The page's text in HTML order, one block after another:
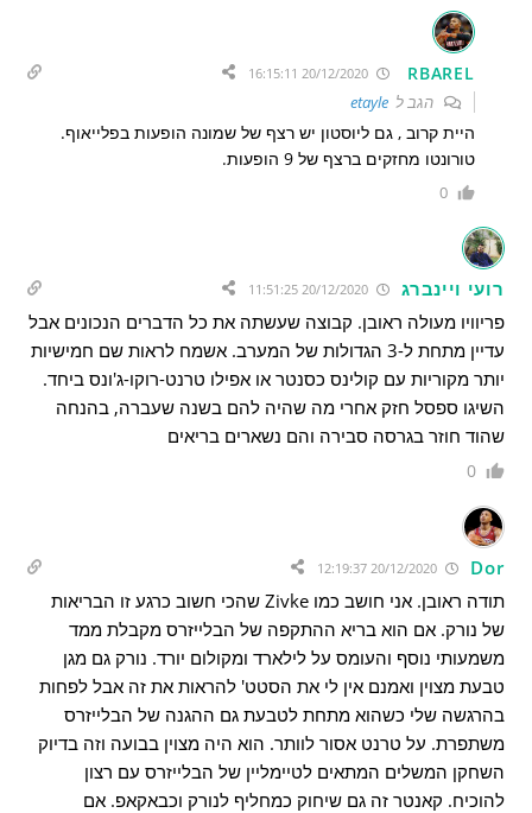
RBAREL
הגב לetayle
היית קרוב , גם ליוסטון יש רצף של שמונה הופעות בפלייאוף.
טורונטו מחזקים ברצף של 9 הופעות.
0
רועי ויינברג
פריוויו מעולה ראובן. קבוצה שעשתה את כל הדברים הנכונים אבל
עדיין מתחת ל-3 הגדולות של המערב. אשמח לראות שם חמישיות
יותר מקוריות עם קולינס כסנטר או אפילו טרנט-רוקו-ג'ונס ביחד.
השיגו ספסל חזק אחרי מה שהיה להם בשנה שעברה, בהנחה
שהוד חוזר בגרסה סבירה והם נשארים בריאים
0
Dor
תודה ראובן. אני חושב כמו Zivke שהכי חשוב כרגע זו הבריאות
של נורק. אם הוא בריא ההתקפה של הבלייזרס מקבלת ממד
משמעותי נוסף והעומס על לילארד ומקולום יורד. נורק גם מגן
טבעת מצוין ואמנם אין לי את הסטט' להראות את זה אבל לפחות
בהרגשה שלי כשהוא מתחת לטבעת גם ההגנה של הבלייזרס
משתפרת. על טרנט אסור לוותר. הוא היה מצוין בבועה וזה בדיוק
השחקן המשלים המתאים לטיימליין של הבלייזרס עם רצון
להוכיח. קאנטר זה גם שיחוק כמחליף לנורק וכבאקאפ. אם